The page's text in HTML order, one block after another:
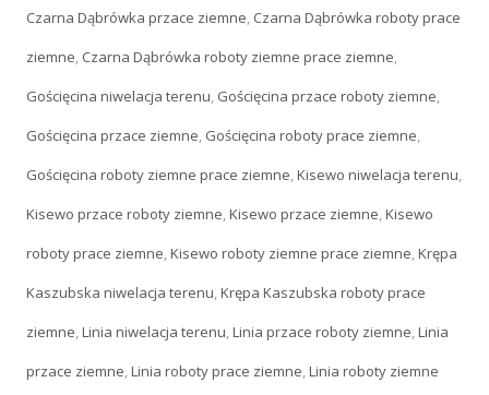
Czarna Dąbrówka przace ziemne, Czarna Dąbrówka roboty prace
ziemne, Czarna Dąbrówka roboty ziemne prace ziemne,
Gościęcina niwelacja terenu, Gościęcina przace roboty ziemne,
Gościęcina przace ziemne, Gościęcina roboty prace ziemne,
Gościęcina roboty ziemne prace ziemne,Kisewo niwelacja terenu,
Kisewo przace roboty ziemne,Kisewo przace ziemne,Kisewo
roboty prace ziemne,Kisewo roboty ziemne prace ziemne,Krępa
Kaszubska niwelacja terenu,Krępa Kaszubska roboty prace
ziemne,Linia niwelacja terenu,Linia przace roboty ziemne,Linia
przace ziemne,Linia roboty prace ziemne,Linia roboty ziemne